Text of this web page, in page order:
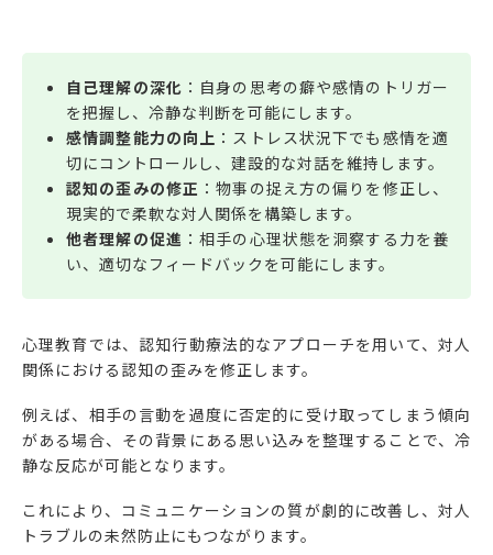
自己理解の深化 ：自身の思考の癖や感情のトリガー
を把握し、冷静な判断を可能にします。
感情調整能力の向上 ：ストレス状況下でも感情を適
切にコントロールし、建設的な対話を維持します。
認知の歪みの修正 ：物事の捉え方の偏りを修正し、
現実的で柔軟な対人関係を構築します。
他者理解の促進 ：相手の心理状態を洞察する力を養
い、適切なフィードバックを可能にします。
心理教育では、認知行動療法的なアプローチを用いて、対人
関係における認知の歪みを修正します。
例えば、相手の言動を過度に否定的に受け取ってしまう傾向
がある場合、その背景にある思い込みを整理することで、冷
静な反応が可能となります。
これにより、コミュニケーションの質が劇的に改善し、対人
トラブルの未然防止にもつながります。